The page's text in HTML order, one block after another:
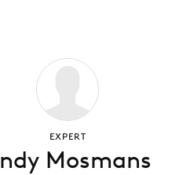
EXPERT
Mosmans